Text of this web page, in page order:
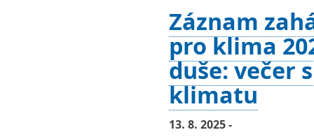
Záznam
pro klima
duše: večer
klimatu
13. 8. 2025 -